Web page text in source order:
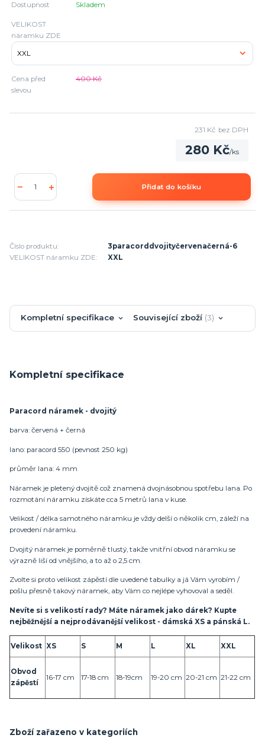
Dostupnost Skladem
VELIKOST
náramku ZDE
Cena před
slevou
400 Kč
280 Kč/ks
231 Kč bez DPH
Přidat do košíku
Číslo produktu:
3paracorddvojityčervenačerná-6
VELIKOST náramku ZDE:
XXL
Kompletní specifikace Související zboží 3
Kompletní specifikace
Paracord náramek - dvojitý
barva: červená + černá
lano: paracord 550 (pevnost 250 kg)
průměr lana: 4 mm
Náramek je pletený dvojitě což znamená dvojnásobnou spotřebu lana. Po
rozmotání náramku získáte cca 5 metrů lana v kuse.
Velikost / délka samotného náramku je vždy delší o několik cm, záleží na
provedení náramku.
Dvojitý náramek je poměrně tlustý, takže vnitřní obvod náramku se
výrazně liší od vnějšího, a to až o 2,5 cm.
Zvolte si proto velikost zápěstí dle uvedené tabulky a já Vám vyrobím /
pošlu přesně takový náramek, aby Vám co nejlépe vyhovoval a seděl.
Nevíte si s velikostí rady? Máte náramek jako dárek? Kupte
nejběžnější a nejprodávanější velikost - dámská XS a pánská L.
Velikost XS S M L XL XXL
Obvod
zápěstí
16-17 cm 17-18 cm 18-19cm 19-20 cm 20-21 cm 21-22 cm
Zboží zařazeno v kategoriích